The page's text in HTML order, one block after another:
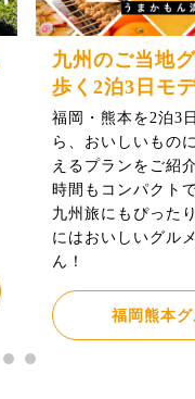
九州のご当地
歩く2泊3日モ
福岡・熊本を2泊3
ら、おいしいもの
えるプランをご紹
時間もコンパクト
九州旅にもぴった
にはおいしいグル
ん！
福岡熊本